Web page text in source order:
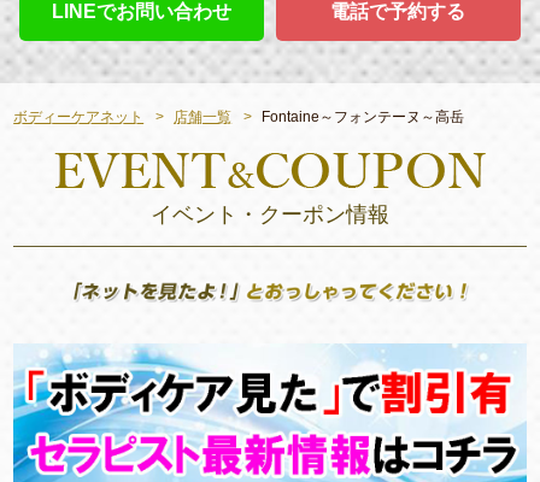
LINEでお問い合わせ 電話で予約する
ボディーケアネット 店舗一覧 Fontaine～フォンテーヌ～高岳
イベント・クーポン情報